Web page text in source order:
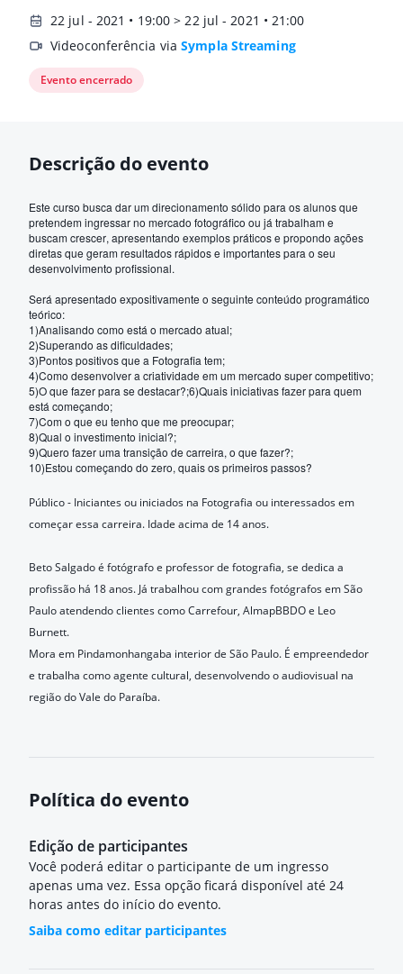
22 jul - 2021 • 19:00 > 22 jul - 2021 • 21:00
Videoconferência via Sympla Streaming
Evento encerrado
Descrição do evento
Este curso busca dar um direcionamento sólido para os alunos que
pretendem ingressar no mercado fotográfico ou já trabalham e
buscam crescer, apresentando exemplos práticos e propondo ações
diretas que geram resultados rápidos e importantes para o seu
desenvolvimento profissional.
Será apresentado expositivamente o seguinte conteúdo programático
teórico:
1)Analisando como está o mercado atual;
2)Superando as dificuldades;
3)Pontos positivos que a Fotografia tem;
4)Como desenvolver a criatividade em um mercado super competitivo;
5)O que fazer para se destacar?;6)Quais iniciativas fazer para quem
está começando;
7)Com o que eu tenho que me preocupar;
8)Qual o investimento inicial?;
9)Quero fazer uma transição de carreira, o que fazer?;
10)Estou começando do zero, quais os primeiros passos?
Público - Iniciantes ou iniciados na Fotografia ou interessados em
começar essa carreira. Idade acima de 14 anos.
Beto Salgado é fotógrafo e professor de fotografia, se dedica a
profissão há 18 anos. Já trabalhou com grandes fotógrafos em São
Paulo atendendo clientes como Carrefour, AlmapBBDO e Leo
Burnett.
Mora em Pindamonhangaba interior de São Paulo. É empreendedor
e trabalha como agente cultural, desenvolvendo o audiovisual na
região do Vale do Paraíba.
Política do evento
Edição de participantes
Você poderá editar o participante de um ingresso
apenas uma vez. Essa opção ficará disponível até 24
horas antes do início do evento.
Saiba como editar participantes